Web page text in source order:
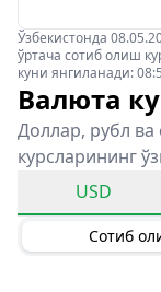
Ўзбекистонда
ўртача сотиб олиш
куни янгиланади:
Валюта
Доллар, рубл ва
курсларининг
USD
Сотиб